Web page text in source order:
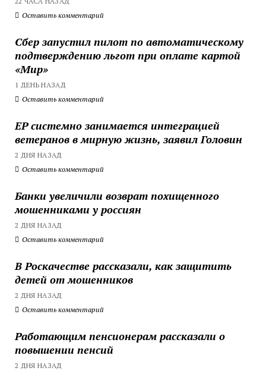
Оставить комментарий
Сбер запустил пилот по автоматическому
подтверждению льгот при оплате картой
«Мир»
1 ДЕНЬ НАЗАД
Оставить комментарий
ЕР системно занимается интеграцией
ветеранов в мирную жизнь, заявил Головин
2 ДНЯ НАЗАД
Оставить комментарий
Банки увеличили возврат похищенного
мошенниками у россиян
2 ДНЯ НАЗАД
Оставить комментарий
В Роскачестве рассказали, как защитить
детей от мошенников
2 ДНЯ НАЗАД
Оставить комментарий
Работающим пенсионерам рассказали о
повышении пенсий
2 ДНЯ НАЗАД